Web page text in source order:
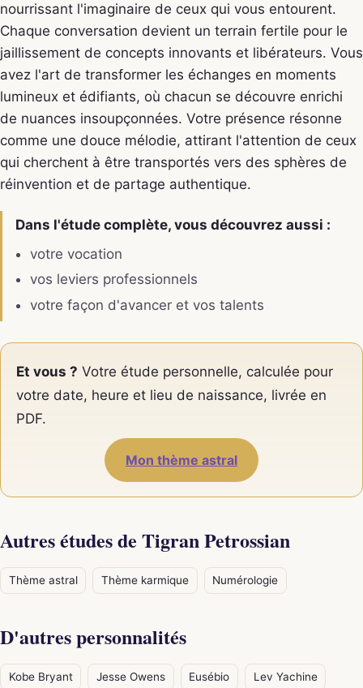
nourrissant l'imaginaire de ceux qui vous entourent.
Chaque conversation devient un terrain fertile pour le
jaillissement de concepts innovants et libérateurs. Vous
avez l'art de transformer les échanges en moments
lumineux et édifiants, où chacun se découvre enrichi
de nuances insoupçonnées. Votre présence résonne
comme une douce mélodie, attirant l'attention de ceux
qui cherchent à être transportés vers des sphères de
réinvention et de partage authentique.
Dans l'étude complète, vous découvrez aussi :
votre vocation
vos leviers professionnels
votre façon d'avancer et vos talents
Et vous ? Votre étude personnelle, calculée pour
votre date, heure et lieu de naissance, livrée en
PDF.
Mon thème astral
Autres études de Tigran Petrossian
Thème astral Thème karmique Numérologie
D'autres personnalités
Kobe Bryant Jesse Owens Eusébio Lev Yachine